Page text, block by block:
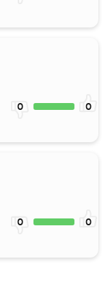
0 0
0 0